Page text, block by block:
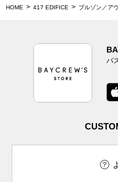
HOME 417 EDIFICE ブルゾン／ア
パ